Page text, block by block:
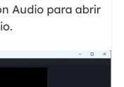
Audio para abrir